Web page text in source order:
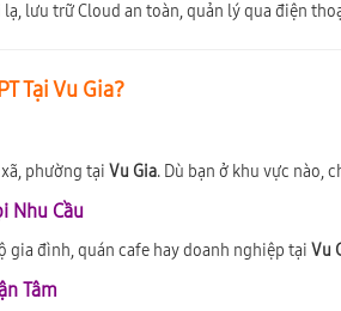
lưu trữ Cloud an toàn, quản lý qua điện
Tại Vu Gia?
phường tại Vu Gia. Dù bạn ở khu vực nào,
Nhu Cầu
gia đình, quán cafe hay doanh nghiệp tại Vu
Tâm